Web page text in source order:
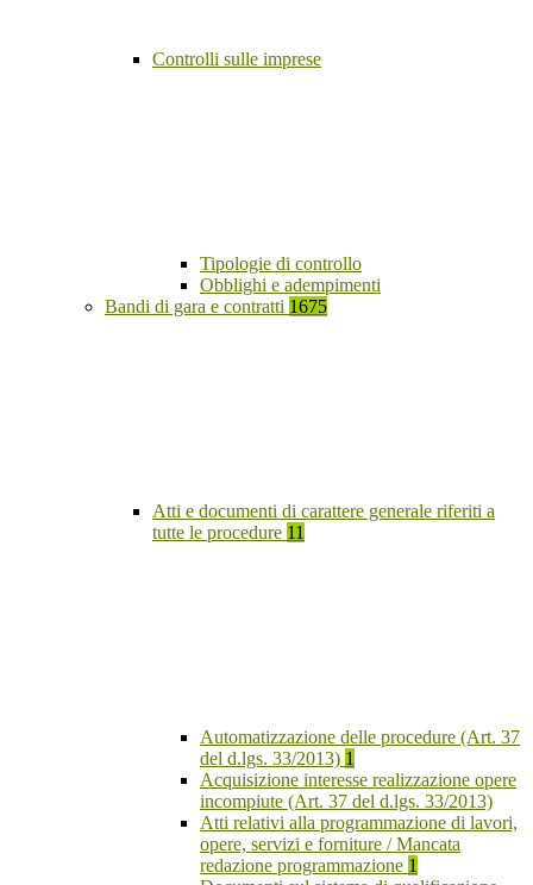
Controlli sulle imprese
Tipologie di controllo
Obblighi e adempimenti
Bandi di gara e contratti 1675
Atti e documenti di carattere generale riferiti a
tutte le procedure 11
Automatizzazione delle procedure (Art. 37
del d.lgs. 33/2013) 1
Acquisizione interesse realizzazione opere
incompiute (Art. 37 del d.lgs. 33/2013)
Atti relativi alla programmazione di lavori,
opere, servizi e forniture / Mancata
redazione programmazione 1